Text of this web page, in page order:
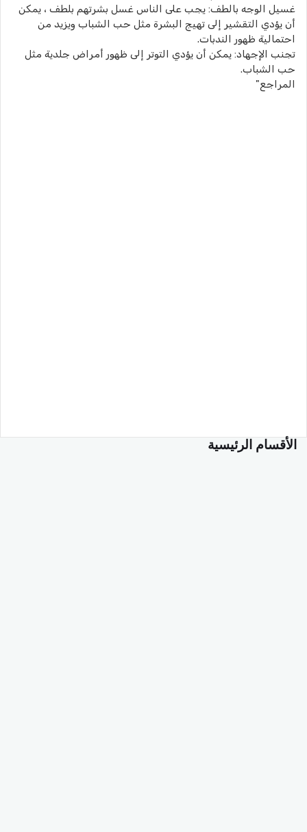
غسيل الوجه بالطف: يجب على الناس غسل بشرتهم بلطف ، يمكن
أن يؤدي التقشير إلى تهيج البشرة مثل حب الشباب ويزيد من
احتمالية ظهور الندبات.
تجنب الإجهاد: يمكن أن يؤدي التوتر إلى ظهور أمراض جلدية مثل
حب الشباب.
المراجع"
الأقسام الرئيسية